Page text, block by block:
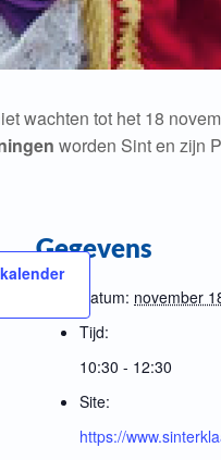
wachten tot het 18
worden Sint en zijn
Gegevens
Datum: november
Tijd:
10:30 - 12:30
Site:
https://